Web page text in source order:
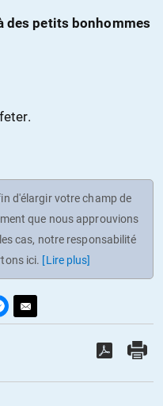
des petits bonhommes
d'élargir votre champ de
que nous approuvions
cas, notre responsabilité
ici. [Lire plus]